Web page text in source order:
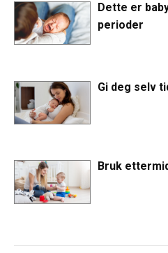
Dette er
perioder
Gi deg selv
Bruk